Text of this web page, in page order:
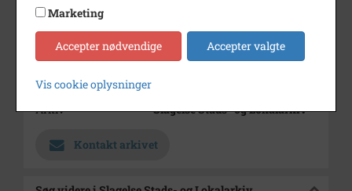
Se på kort
Type
Sogn (1000-2050)
Enhed
Sønderup Sogn (Slagelse
Arkiv
Slagelse Stads- og Lokalarkiv
Kontakt arkivet
Marketing
Accepter nødvendige Accepter valgte
Vis cookie oplysninger